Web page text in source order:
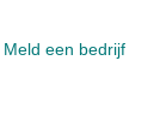
Meld een bedrijf